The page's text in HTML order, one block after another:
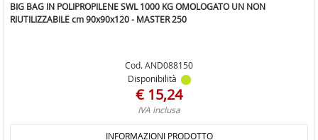
MASTER HOBBY
BIG BAG IN POLIPROPILENE SWL 1000 KG OMOLOGATO UN NON
RIUTILIZZABILE cm 90x90x120 - MASTER 250
Cod. AND088150
Disponibilità
€ 15,24
IVA inclusa
INFORMAZIONI PRODOTTO